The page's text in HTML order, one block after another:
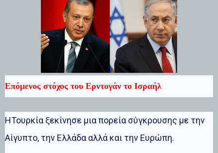
Επόμενος στόχος του Ερντογάν το Ισραήλ
ΗΤουρκία ξεκίνησε μια πορεία σύγκρουσης με την
Αίγυπτο, την Ελλάδα αλλά και την Ευρώπη.